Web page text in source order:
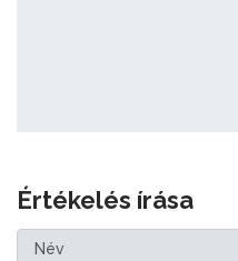
Értékelés írása